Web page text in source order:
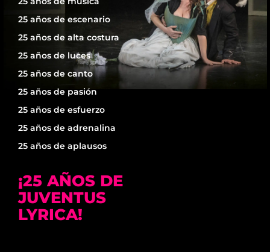
25 años de escenario
25 años de alta costura
25 años de luces
25 años de canto
25 años de pasión
25 años de esfuerzo
25 años de adrenalina
25 años de aplausos
¡25 AÑOS DE
JUVENTUS
LYRICA!